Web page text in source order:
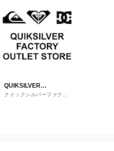
QUIKSILVER
FACTORY OUTLET
クイックシルバーファクト